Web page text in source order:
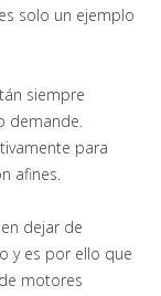
solo un ejemplo
siempre
demande.
para
afines.
dejar de
y es por ello que
motores